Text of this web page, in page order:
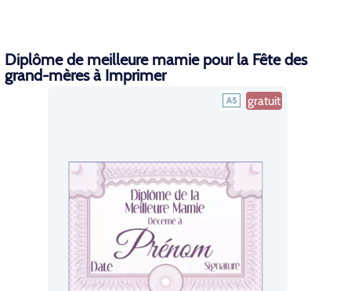
Diplôme de meilleure mamie pour la Fête des
grand-mères à Imprimer
gratuit